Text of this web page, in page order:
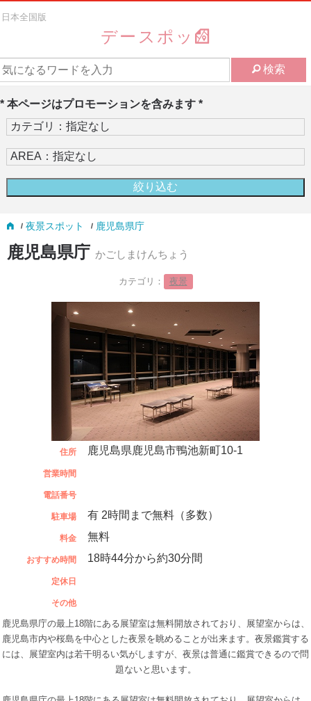
日本全国版
デースポッ
検索
* 本ページはプロモーションを含みます *
夜景スポット 鹿児島県庁
鹿児島県庁 かごしまけんちょう
カテゴリ： 夜景
住所 鹿児島県鹿児島市鴨池新町10-1
営業時間
電話番号
駐車場 有 2時間まで無料（多数）
料金 無料
おすすめ時間 18時44分から約30分間
定休日
その他
鹿児島県庁の最上18階にある展望室は無料開放されており、展望室からは、
鹿児島市内や桜島を中心とした夜景を眺めることが出来ます。夜景鑑賞する
には、展望室内は若干明るい気がしますが、夜景は普通に鑑賞できるので問
題ないと思います。